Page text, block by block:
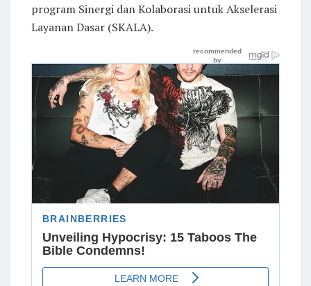
program Sinergi dan Kolaborasi untuk Akselerasi
Layanan Dasar (SKALA).